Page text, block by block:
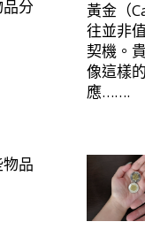
分
品
黃金（
往並非
契機。
像這樣
應…….